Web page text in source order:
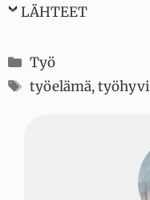
LÄHTEET
Kategoriat
Työ
Avainsanat
työelämä,